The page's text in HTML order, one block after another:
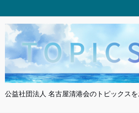
公益社団法人 名古屋清港会のトピックスを